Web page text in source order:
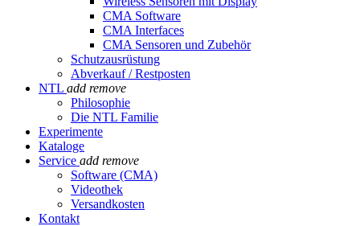
CMA Software
CMA Interfaces
CMA Sensoren und Zubehör
Schutzausrüstung
Abverkauf / Restposten
NTL add remove
Philosophie
Die NTL Familie
Experimente
Kataloge
Service add remove
Software (CMA)
Videothek
Versandkosten
Kontakt